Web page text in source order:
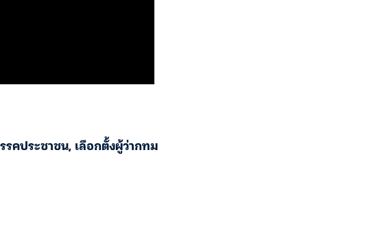
รคประชาชน, เลือกตั้งผู้ว่ากทม